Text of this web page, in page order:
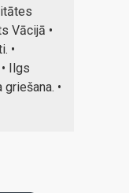
Vācijā •
•
Ilgs
•